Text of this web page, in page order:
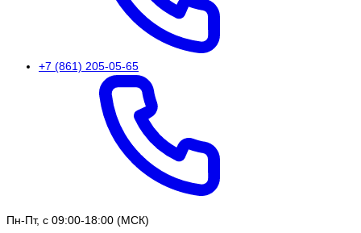
+7 (861) 205-05-65
Пн-Пт, с 09:00-18:00 (МСК)